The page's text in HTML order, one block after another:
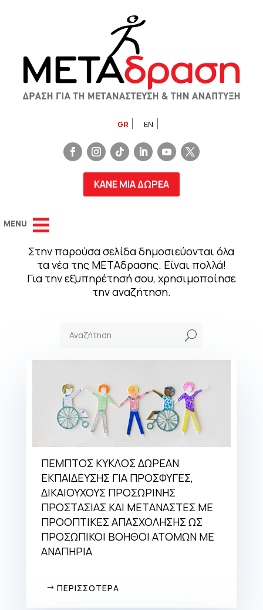
GR EN
ΚΑΝΕ ΜΙΑ ΔΩΡΕΑ
Στην παρούσα σελίδα δημοσιεύονται όλα
τα νέα της ΜΕΤΑδρασης. Είναι πολλά!
Για την εξυπηρέτησή σου, χρησιμοποίησε
την αναζήτηση.
U
ΠΕΜΠΤΟΣ ΚΥΚΛΟΣ ΔΩΡΕΑΝ
ΕΚΠΑΙΔΕΥΣΗΣ ΓΙΑ ΠΡΟΣΦΥΓΕΣ,
ΔΙΚΑΙΟΥΧΟΥΣ ΠΡΟΣΩΡΙΝΗΣ
ΠΡΟΣΤΑΣΙΑΣ ΚΑΙ ΜΕΤΑΝΑΣΤΕΣ ΜΕ
ΠΡΟΟΠΤΙΚΕΣ ΑΠΑΣΧΟΛΗΣΗΣ ΩΣ
ΠΡΟΣΩΠΙΚΟΙ ΒΟΗΘΟΙ ΑΤΟΜΩΝ ΜΕ
ΑΝΑΠΗΡΙΑ
ΠΕΡΙΣΣΟΤΕΡΑ